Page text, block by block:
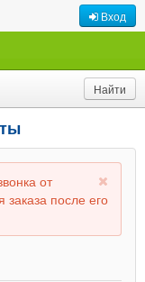
Вход
от
после его